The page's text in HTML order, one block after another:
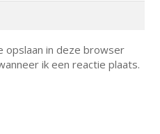
opslaan in deze browser
ik een reactie plaats.